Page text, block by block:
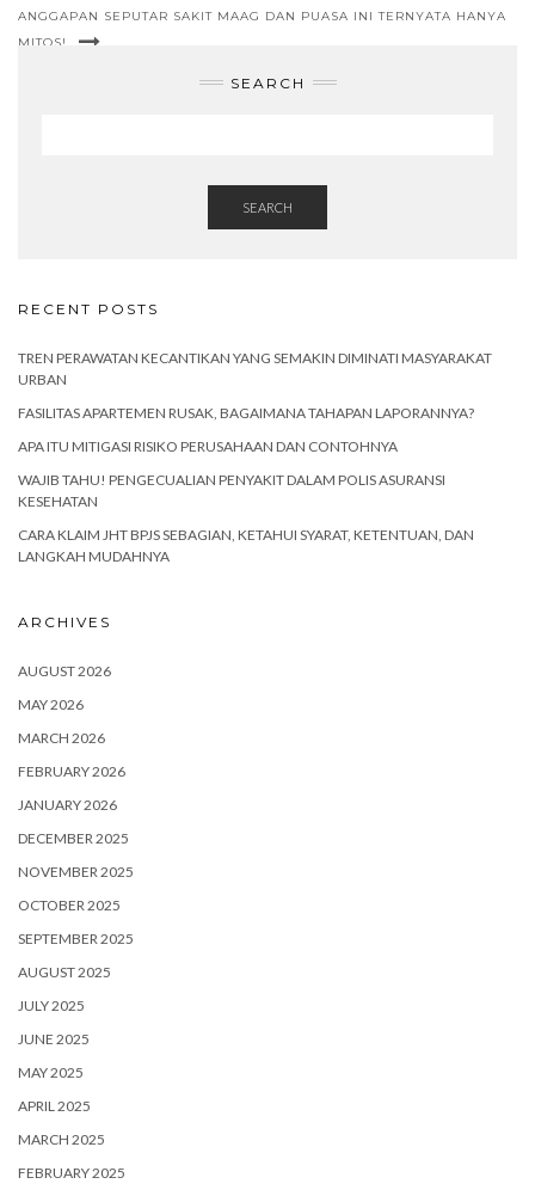
ANGGAPAN SEPUTAR SAKIT MAAG DAN PUASA INI TERNYATA HANYA
MITOS!
SEARCH
SEARCH
RECENT POSTS
TREN PERAWATAN KECANTIKAN YANG SEMAKIN DIMINATI MASYARAKAT
URBAN
FASILITAS APARTEMEN RUSAK, BAGAIMANA TAHAPAN LAPORANNYA?
APA ITU MITIGASI RISIKO PERUSAHAAN DAN CONTOHNYA
WAJIB TAHU! PENGECUALIAN PENYAKIT DALAM POLIS ASURANSI
KESEHATAN
CARA KLAIM JHT BPJS SEBAGIAN, KETAHUI SYARAT, KETENTUAN, DAN
LANGKAH MUDAHNYA
ARCHIVES
AUGUST 2026
MAY 2026
MARCH 2026
FEBRUARY 2026
JANUARY 2026
DECEMBER 2025
NOVEMBER 2025
OCTOBER 2025
SEPTEMBER 2025
AUGUST 2025
JULY 2025
JUNE 2025
MAY 2025
APRIL 2025
MARCH 2025
FEBRUARY 2025